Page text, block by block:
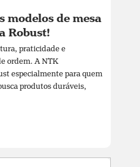
modelos de mesa
Robust!
praticidade e
ordem. A NTK
especialmente para quem
produtos duráveis,